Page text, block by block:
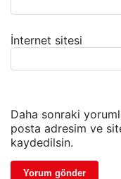
İnternet sitesi
Daha sonraki
posta adresim ve
kaydedilsin.